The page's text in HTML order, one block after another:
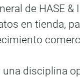
de HASE
en tienda,
disciplina